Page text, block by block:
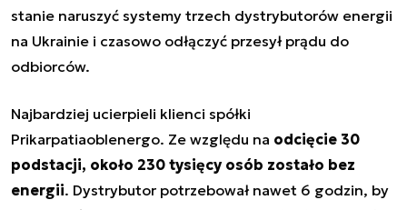
stanie naruszyć systemy trzech dystrybutorów energii
na Ukrainie i czasowo odłączyć przesył prądu do
odbiorców.
Najbardziej ucierpieli klienci spółki
Prikarpatiaoblenergo. Ze względu na odcięcie 30
podstacji, około 230 tysięcy osób zostało bez
energii. Dystrybutor potrzebował nawet 6 godzin, by